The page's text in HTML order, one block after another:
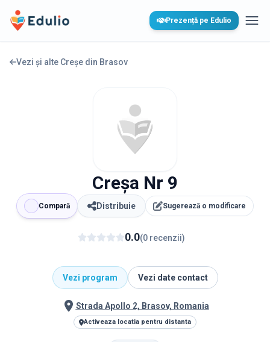
Edulio Prezență pe Edulio
Vezi și alte Creșe din Brasov
Creșa Nr 9
Compară Distribuie Sugerează o modificare
0.0(0 recenzii)
Vezi program Vezi date contact
Strada Apollo 2, Brasov, Romania
Activeaza locatia pentru distanta